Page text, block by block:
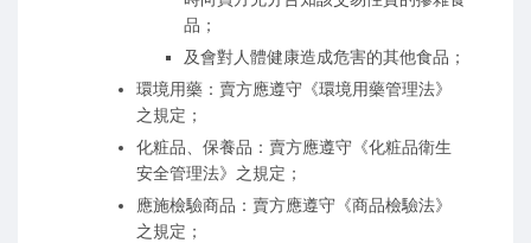
品；
及會對人體健康造成危害的其他食品；
環境用藥：賣方應遵守《環境用藥管理法》
之規定；
化粧品、保養品：賣方應遵守《化粧品衛生
安全管理法》之規定；
應施檢驗商品：賣方應遵守《商品檢驗法》
之規定；